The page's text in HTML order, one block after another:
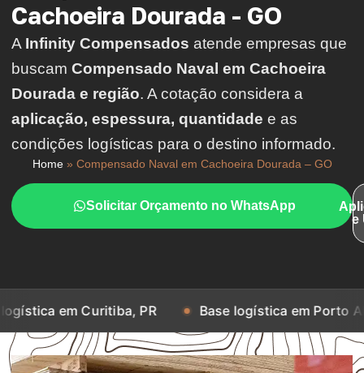
Cachoeira Dourada - GO
A Infinity Compensados atende empresas que
buscam Compensado Naval em Cachoeira
Dourada e região. A cotação considera a
aplicação, espessura, quantidade e as
condições logísticas para o destino informado.
Home» Compensado Naval em Cachoeira Dourada – GO
Solicitar Orçamento no WhatsApp
e
PR Base logística em Porto Alegre, RS